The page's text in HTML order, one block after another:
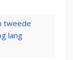
tweede
lang